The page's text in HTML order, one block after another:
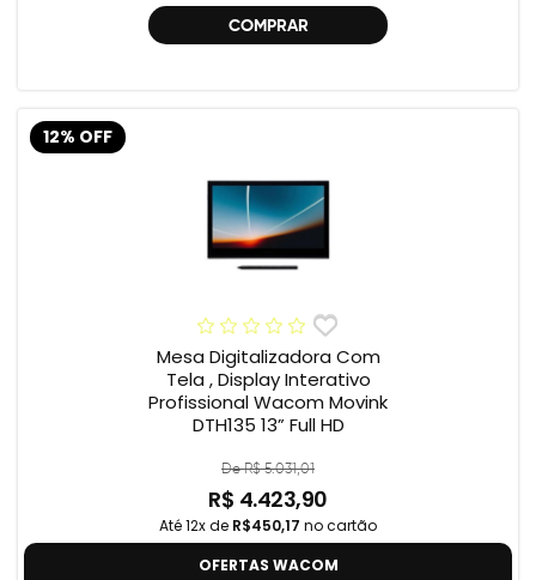
COMPRAR
12% OFF
Mesa Digitalizadora Com
Tela , Display Interativo
Profissional Wacom Movink
DTH135 13” Full HD
De R$ 5.031,01
R$ 4.423,90
Até 12x de R$450,17 no cartão
OFERTAS WACOM